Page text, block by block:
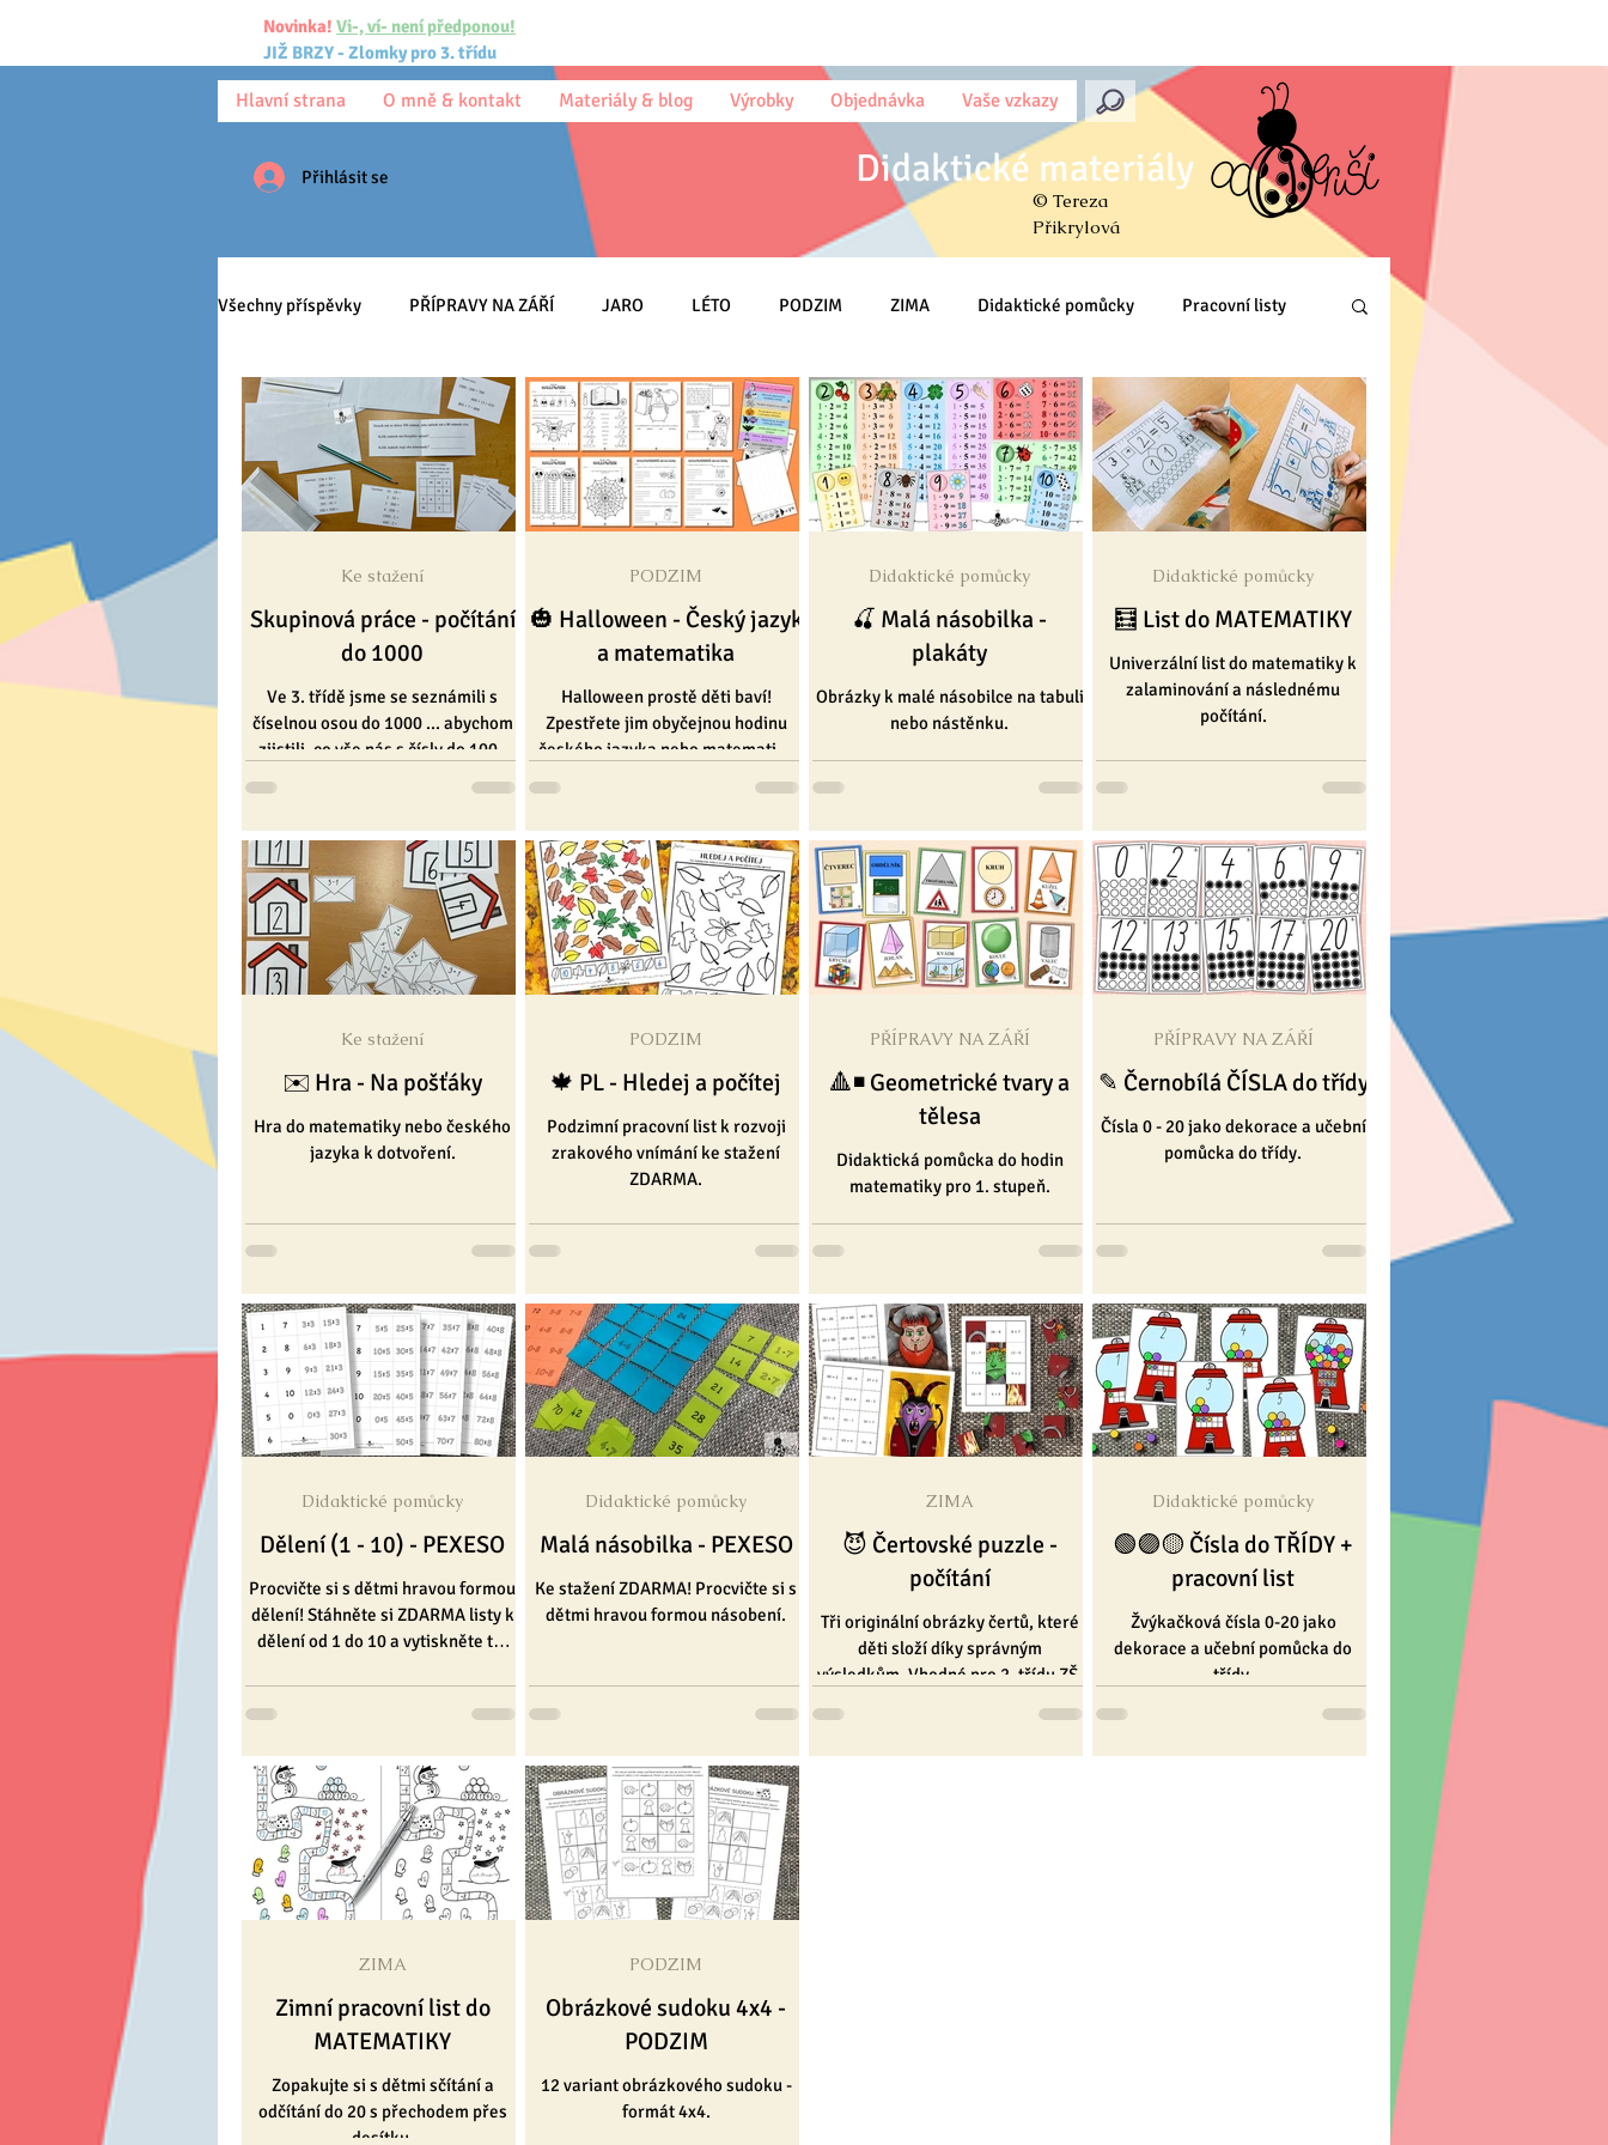
Novinka! Vi-, ví- není předponou!
JIŽ BRZY - Zlomky pro 3. třídu
Hlavní strana O mně & kontakt Materiály & blog Výrobky Objednávka Vaše vzkazy
Přihlásit se Didaktické materiály
© Tereza
Přikrylová
Všechny příspěvky PŘÍPRAVY NA ZÁŘÍ JARO LÉTO PODZIM ZIMA Didaktické pomůcky Pracovní listy
Ke stažení Omalovánky Český jazyk (sloh) Psaní Matematika Prvouka (PŘ, VL, Z) Anglický jazyk
Učíme se HRY Třída MŠ Na DOMA Knihy & Básničky & Čtení Osmisměrky & křížovky SLOVENSKY
Výrobky ❄ Zima a Vánoce ❄
Skupinová práce - počítání
do 1000
Ve 3. třídě jsme se seznámili s
číselnou osou do 1000 ... abychom
zjistili, co vše nás s čísly do 1000
Ke stažení
🎃 Halloween - Český jazyk
a matematika
Halloween prostě děti baví!
Zpestřete jim obyčejnou hodinu
českého jazyka nebo matematiky
PODZIM
🍒 Malá násobilka -
plakáty
Obrázky k malé násobilce na tabuli
nebo nástěnku.
Didaktické pomůcky
🧮 List do MATEMATIKY
Univerzální list do matematiky k
zalaminování a následnému
počítání.
Didaktické pomůcky
✉️ Hra - Na pošťáky
Hra do matematiky nebo českého
jazyka k dotvoření.
Ke stažení
🍁 PL - Hledej a počítej
Podzimní pracovní list k rozvoji
zrakového vnímání ke stažení
ZDARMA.
PODZIM
🔺◾️ Geometrické tvary a
tělesa
Didaktická pomůcka do hodin
matematiky pro 1. stupeň.
PŘÍPRAVY NA ZÁŘÍ
✎ Černobílá ČÍSLA do třídy
Čísla 0 - 20 jako dekorace a učební
pomůcka do třídy.
PŘÍPRAVY NA ZÁŘÍ
Dělení (1 - 10) - PEXESO
Procvičte si s dětmi hravou formou
dělení! Stáhněte si ZDARMA listy k
dělení od 1 do 10 a vytiskněte to,
Didaktické pomůcky
Malá násobilka - PEXESO
Ke stažení ZDARMA! Procvičte si s
dětmi hravou formou násobení.
Didaktické pomůcky
😈 Čertovské puzzle -
počítání
Tři originální obrázky čertů, které
děti složí díky správným
výsledkům. Vhodné pro 2. třídu ZŠ.
ZIMA
🟢🟣🟡 Čísla do TŘÍDY +
pracovní list
Žvýkačková čísla 0-20 jako
dekorace a učební pomůcka do
třídy.
Didaktické pomůcky
Zimní pracovní list do
MATEMATIKY
Zopakujte si s dětmi sčítání a
odčítání do 20 s přechodem přes
desítku.
ZIMA
Obrázkové sudoku 4x4 -
PODZIM
12 variant obrázkového sudoku -
formát 4x4.
PODZIM